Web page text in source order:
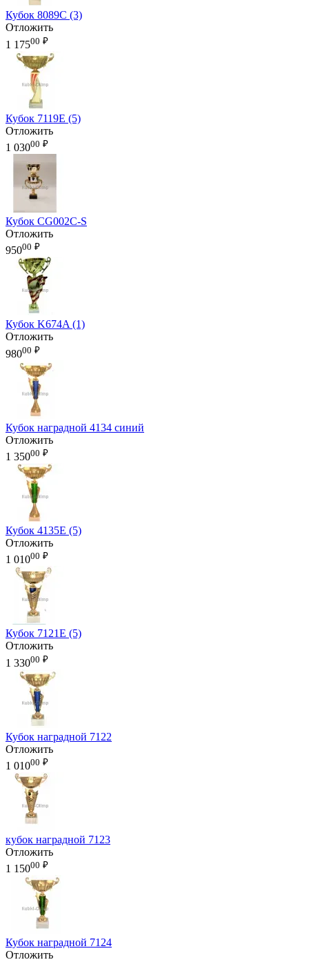
Кубок 8089C (3)
Отложить
1 17500 ₽
Кубок 7119E (5)
Отложить
1 03000 ₽
Кубок CG002C-S
Отложить
95000 ₽
Кубок K674A (1)
Отложить
98000 ₽
Кубок наградной 4134 синий
Отложить
1 35000 ₽
Кубок 4135E (5)
Отложить
1 01000 ₽
Кубок 7121E (5)
Отложить
1 33000 ₽
Кубок наградной 7122
Отложить
1 01000 ₽
кубок наградной 7123
Отложить
1 15000 ₽
Кубок наградной 7124
Отложить